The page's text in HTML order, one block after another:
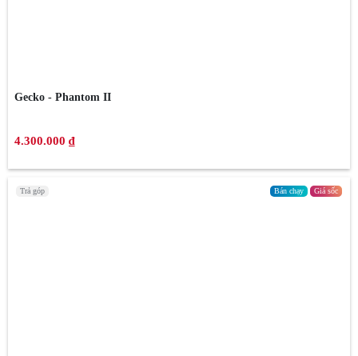
Gecko - Phantom II
4.300.000 ₫
Bán chạy Giá sốc
Trả góp